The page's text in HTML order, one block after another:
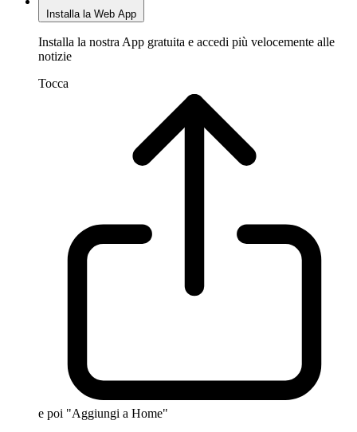
Installa la Web App
Installa la nostra App gratuita e accedi più velocemente alle
notizie
Tocca
e poi "Aggiungi a Home"